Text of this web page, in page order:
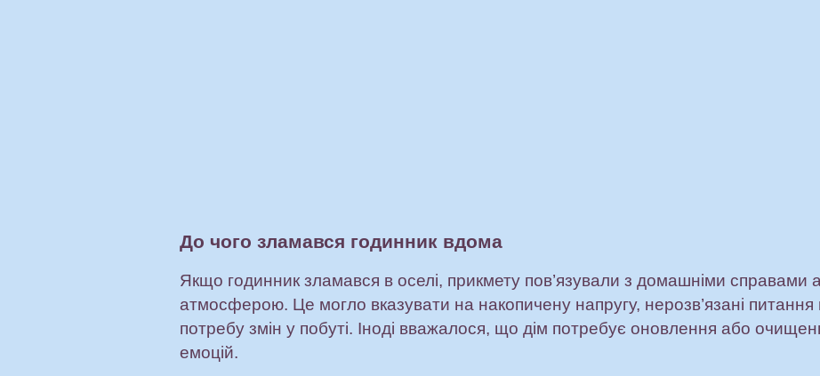
До чого зламався годинник вдома
Якщо годинник зламався в оселі, прикмету пов’язували з домашніми справами
атмосферою. Це могло вказувати на накопичену напругу, нерозв’язані питання
потребу змін у побуті. Іноді вважалося, що дім потребує оновлення або
емоцій.